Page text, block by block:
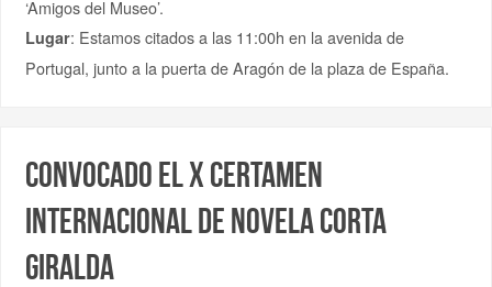
‘Amigos del Museo’.
Lugar: Estamos citados a las 11:00h en la avenida de
Portugal, junto a la puerta de Aragón de la plaza de España.
Convocado el X Certamen
Internacional de Novela Corta
GIRALDA